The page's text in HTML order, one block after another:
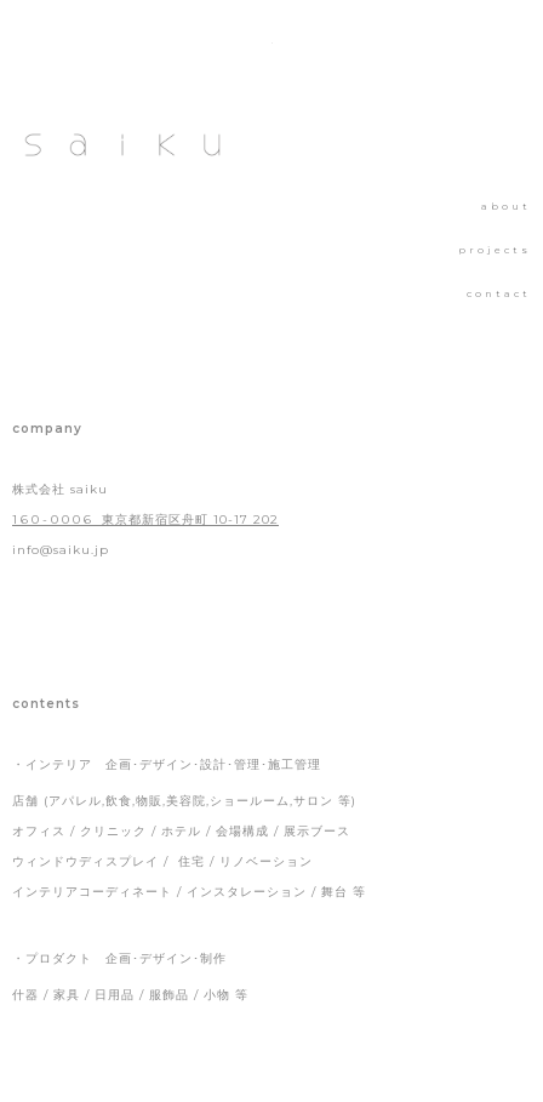
about
projects
contact
company
株式会社 saiku
160-0006 東京都新宿区舟町 10-17 202
info@saiku.jp
contents
・インテリア 企画･デザイン･設計･管理･施工管理
店舗 (アパレル,飲食,物販,美容院,ショールーム,サロン 等)
オフィス / クリニック / ホテル / 会場構成 / 展示ブース
ウィンドウディスプレイ /
住宅 / リノベーション
インテリアコーディネート / インスタレーション / 舞台 等
・プロダクト 企画･デザイン･制作
什器 / 家具 / 日用品 / 服飾品 / 小物 等